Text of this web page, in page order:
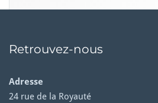
Retrouvez-nous
Adresse
24 rue de la Royauté